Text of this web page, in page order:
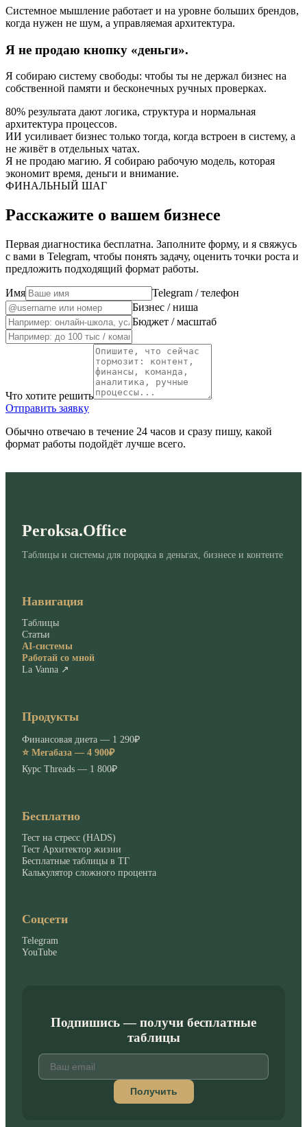
Системное мышление работает и на уровне больших брендов,
когда нужен не шум, а управляемая архитектура.
Я не продаю кнопку «деньги».
Я собираю систему свободы: чтобы ты не держал бизнес на
собственной памяти и бесконечных ручных проверках.
80% результата дают логика, структура и нормальная
архитектура процессов.
ИИ усиливает бизнес только тогда, когда встроен в систему, а
не живёт в отдельных чатах.
Я не продаю магию. Я собираю рабочую модель, которая
экономит время, деньги и внимание.
ФИНАЛЬНЫЙ ШАГ
Расскажите о вашем бизнесе
Первая диагностика бесплатна. Заполните форму, и я свяжусь
с вами в Telegram, чтобы понять задачу, оценить точки роста и
предложить подходящий формат работы.
Имя
Telegram / телефон
Бизнес / ниша
Бюджет / масштаб
Что хотите решить
Отправить заявку
Обычно отвечаю в течение 24 часов и сразу пишу, какой
формат работы подойдёт лучше всего.
Peroksa.Office
Таблицы и системы для порядка в деньгах, бизнесе и контенте
Навигация
Таблицы
Статьи
AI-системы
Работай со мной
La Vanna ↗
Продукты
Финансовая диета — 1 290₽
⭐ Мегабаза — 4 900₽
Курс Threads — 1 800₽
Бесплатно
Тест на стресс (HADS)
Тест Архитектор жизни
Бесплатные таблицы в ТГ
Калькулятор сложного процента
Соцсети
Telegram
YouTube
Подпишись — получи бесплатные
таблицы
Получить